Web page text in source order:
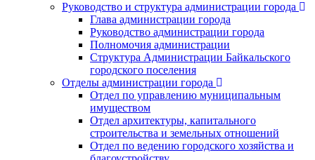
Руководство и структура администрации города
Глава администрации города
Руководство администрации города
Полномочия администрации
Структура Администрации Байкальского
городского поселения
Отделы администрации города
Отдел по управлению муниципальным
имуществом
Отдел архитектуры, капитального
строительства и земельных отношений
Отдел по ведению городского хозяйства и